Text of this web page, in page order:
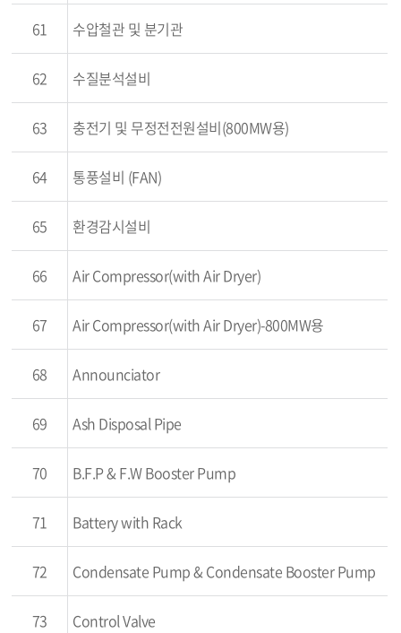
61 수압철관 및 분기관
62 수질분석설비
63 충전기 및 무정전전원설비(800MW용)
64 통풍설비 (FAN)
65 환경감시설비
66 Air Compressor(with Air Dryer)
67 Air Compressor(with Air Dryer)-800MW용
68 Announciator
69 Ash Disposal Pipe
70 B.F.P & F.W Booster Pump
71 Battery with Rack
72 Condensate Pump & Condensate Booster Pump
73 Control Valve